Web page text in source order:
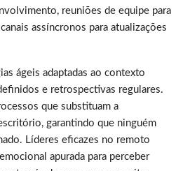
reuniões de equipe para
assíncronos para atualizações
ágeis adaptadas ao contexto
e retrospectivas regulares.
que substituam a
garantindo que ninguém
Líderes eficazes no remoto
apurada para perceber